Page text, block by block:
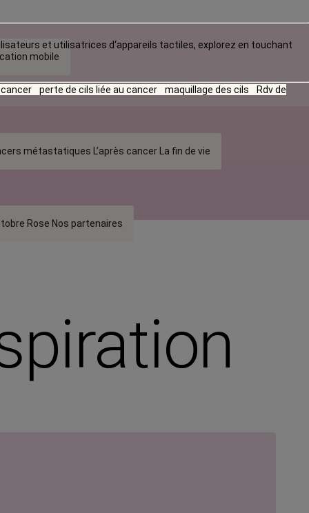
mobile
métastatiques L’après cancer La fin de vie
Rose Nos partenaires
et utilisatrices d‘appareils tactiles, explorez en touchant
perte de cils liée au cancer maquillage des cils Rdv de